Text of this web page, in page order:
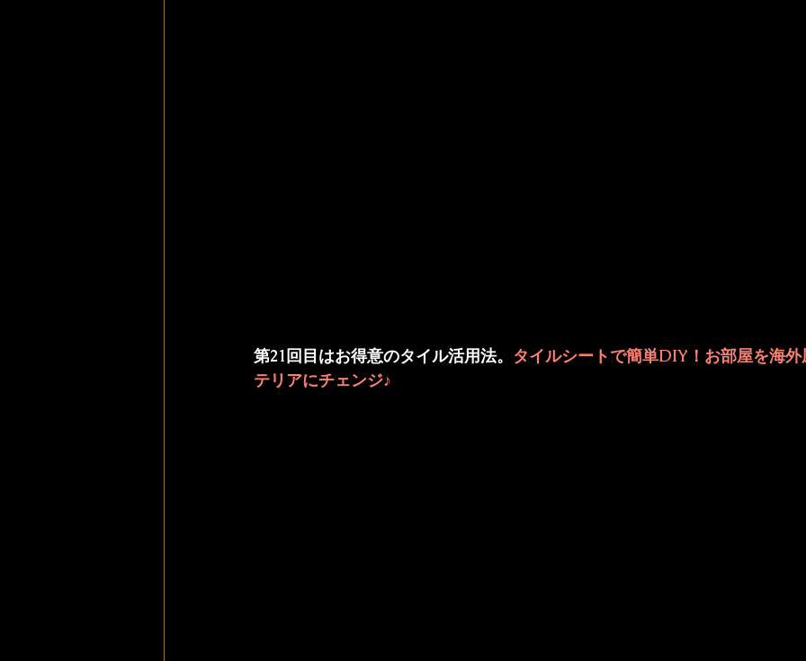
第21回目はお得意のタイル活用法。 タイルシートで簡単DIY！お部屋を海
テリアにチェンジ♪